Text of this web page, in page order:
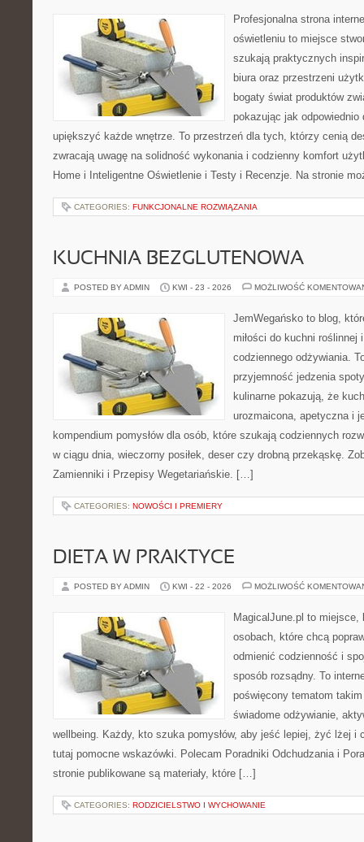
Profesjonalna strona
oświetleniu to miejsce
szukają praktycznych
biura oraz przestrzeni
bogaty świat produktów
pokazując jak odpowiednio
upiększyć każde wnętrze. To przestrzeń dla tych, którzy cenią
zwracają uwagę na solidność wykonania i codzienny komfort
Home i Inteligentne Oświetlenie i Testy i Recenzje. Na stronie
CATEGORIES: FUNKCJONALNE ROZWIĄZANIA
KUCHNIA BEZGLUTENOWA
POSTED BY ADMIN KWI - 23 - 2026 MOŻLIWOŚĆ
JemWegańsko to blog,
miłości do kuchni roślinnej
codziennego odżywiania.
przyjemność jedzenia
kulinarne pokazują, że
urozmaicona, apetyczna i
kompendium pomysłów dla osób, które szukają codziennych
w ciągu dnia, wieczorny posiłek, deser czy drobną przekąskę.
Zamienniki i Przepisy Wegetariańskie. […]
CATEGORIES: NOWOŚCI I PREMIERY
DIETA W PRAKTYCE
POSTED BY ADMIN KWI - 22 - 2026 MOŻLIWOŚĆ
MagicalJune.pl to miejsce,
osobach, które chcą
odmienić codzienność i
sposób rozsądny. To
poświęcony tematom
świadome odżywianie,
wellbeing. Każdy, kto szuka pomysłów, aby jeść lepiej, żyć lżej i
tutaj pomocne wskazówki. Polecam Poradniki Odchudzania i
stronie publikowane są materiały, które […]
CATEGORIES: RODZICIELSTWO I WYCHOWANIE